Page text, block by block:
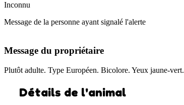
Inconnu
Message de la personne ayant signalé l'alerte
Message du propriétaire
Plutôt adulte. Type Européen. Bicolore. Yeux jaune-vert.
Détails de l'animal